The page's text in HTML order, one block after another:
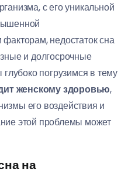
с его уникальной
недостаток сна
и долгосрочные
погрузимся в тему
женскому здоровью,
его воздействия и
этой проблемы может
на